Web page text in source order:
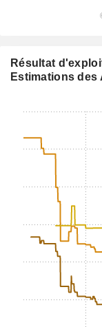
Résultat
Estimations des